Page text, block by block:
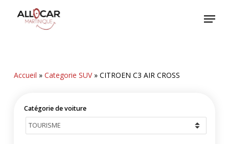
Menu
Accueil » Categorie SUV» CITROEN C3 AIR CROSS
Catégorie de voiture